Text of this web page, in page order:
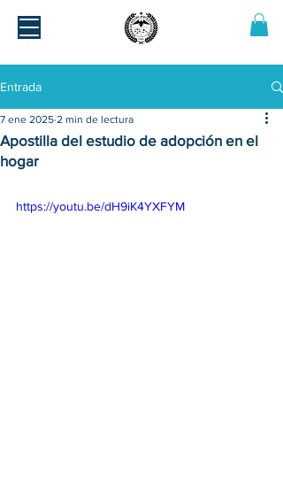
Entrada
Apostilla del estudio de adopción en el
hogar
7 ene 2025 2 min de lectura
https://youtu.be/dH9iK4YXFYM